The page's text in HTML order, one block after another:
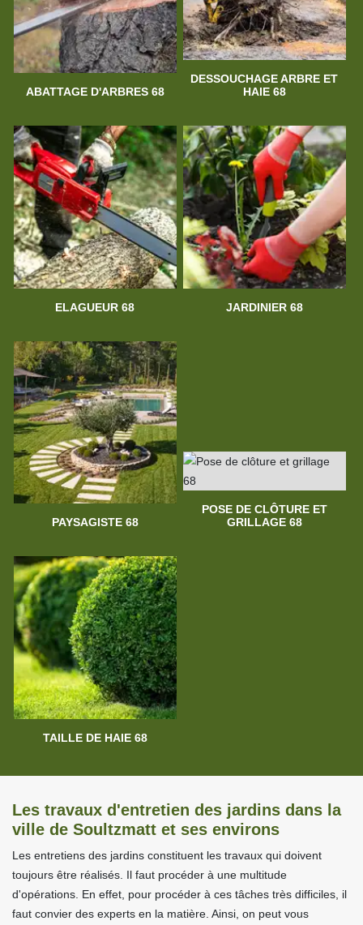
ABATTAGE D'ARBRES 68
DESSOUCHAGE ARBRE ET
HAIE 68
ELAGUEUR 68 JARDINIER 68
PAYSAGISTE 68
POSE DE CLÔTURE ET
GRILLAGE 68
TAILLE DE HAIE 68
Les travaux d'entretien des jardins dans la
ville de Soultzmatt et ses environs
Les entretiens des jardins constituent les travaux qui doivent
toujours être réalisés. Il faut procéder à une multitude
d'opérations. En effet, pour procéder à ces tâches très difficiles, il
faut convier des experts en la matière. Ainsi, on peut vous